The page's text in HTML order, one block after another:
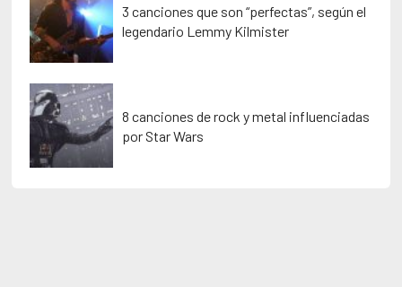
3 canciones que son “perfectas”, según el
legendario Lemmy Kilmister
8 canciones de rock y metal influenciadas
por Star Wars